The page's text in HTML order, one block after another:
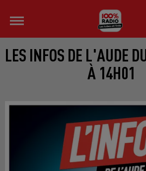
LES INFOS DE L'AUDE
À 14H01